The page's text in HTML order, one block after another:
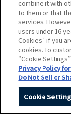
©Pokémon.
このホームページに掲
転用、転載をお断りし
Unauthorized use or
is strictly prohibited.
Do Not Sell or Share
combine it with
to them or that
services.
users under 16
Cookies” if you
cookies. To
“Cookie Settings”.
Privacy Policy
Do Not Sell or
Cookie